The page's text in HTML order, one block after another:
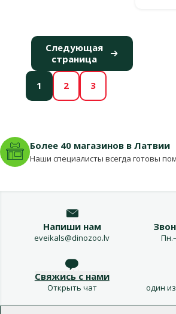
1 2 3
Следующая
страница
Более 40 магазинов в Латвии
Наши специалисты всегда готовы
Напиши нам
eveikals@dinozoo.lv
Свяжись с нами
Открыть чат один